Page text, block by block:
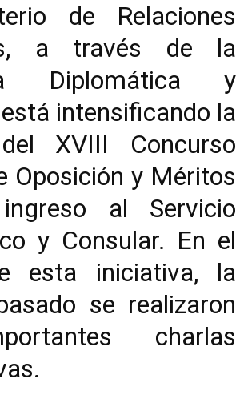
de Relaciones
a través de la
Diplomática y
intensificando la
XVIII Concurso
Oposición y Méritos
al Servicio
y Consular. En el
esta iniciativa, la
se realizaron
charlas